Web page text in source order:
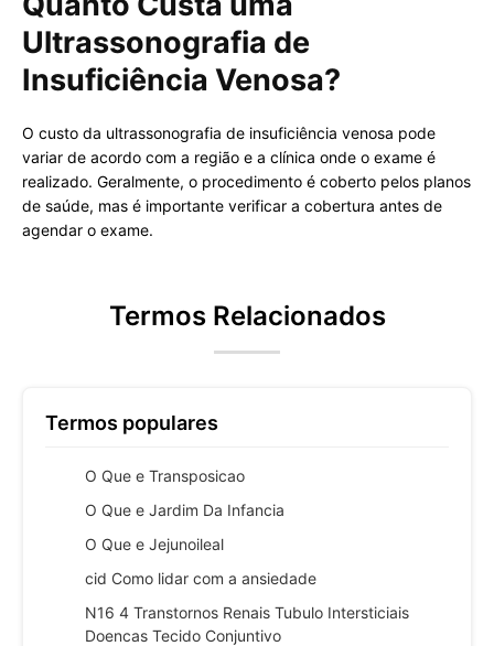
Ultrassonografia de
Insuficiência Venosa?
O custo da ultrassonografia de insuficiência venosa pode
variar de acordo com a região e a clínica onde o exame é
realizado. Geralmente, o procedimento é coberto pelos planos
de saúde, mas é importante verificar a cobertura antes de
agendar o exame.
Termos Relacionados
Termos populares
O Que e Transposicao
O Que e Jardim Da Infancia
O Que e Jejunoileal
cid Como lidar com a ansiedade
N16 4 Transtornos Renais Tubulo Intersticiais
Doencas Tecido Conjuntivo